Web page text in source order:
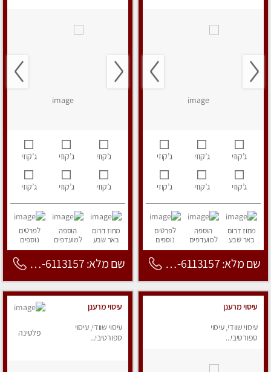
ג’קוזי ג’קוזי ג’קוזי
ג’קוזי ג’קוזי ג’קוזי
מחוז דרום
באר שבע
הוספה
למועדפים
לפרטים
נוספים
שם מלא: 053-6113157
ג’קוזי ג’קוזי ג’קוזי
ג’קוזי ג’קוזי ג’קוזי
מחוז דרום
באר שבע
הוספה
למועדפים
לפרטים
נוספים
שם מלא: 053-6113157
עיסוי מרענן
עיסוי שוודי, עיסוי
ספורטיבי...
עיסוי מרענן
עיסוי שוודי, עיסוי
ספורטיבי...
פלטינה